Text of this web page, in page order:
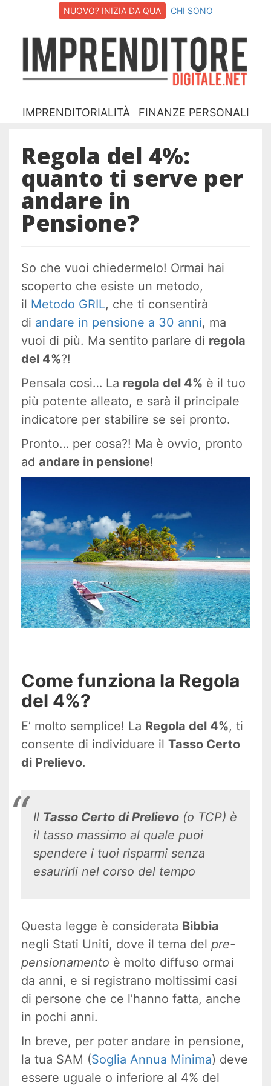
NUOVO? INIZIA DA QUA CHI SONO
IMPRENDITORIALITÀ FINANZE PERSONALI
Regola del 4%:
quanto ti serve per
andare in
Pensione?
So che vuoi chiedermelo! Ormai hai
scoperto che esiste un metodo,
il Metodo GRIL, che ti consentirà
di andare in pensione a 30 anni, ma
vuoi di più. Ma sentito parlare di regola
del 4%?!
Pensala così… La regola del 4% è il tuo
più potente alleato, e sarà il principale
indicatore per stabilire se sei pronto.
Pronto… per cosa?! Ma è ovvio, pronto
ad andare in pensione!
Come funziona la Regola
del 4%?
E’ molto semplice! La Regola del 4%, ti
consente di individuare il Tasso Certo
di Prelievo.
Il Tasso Certo di Prelievo (o TCP) è
il tasso massimo al quale puoi
spendere i tuoi risparmi senza
esaurirli nel corso del tempo
Questa legge è considerata Bibbia
negli Stati Uniti, dove il tema del pre-
pensionamento è molto diffuso ormai
da anni, e si registrano moltissimi casi
di persone che ce l’hanno fatta, anche
in pochi anni.
In breve, per poter andare in pensione,
la tua SAM (Soglia Annua Minima) deve
essere uguale o inferiore al 4% del